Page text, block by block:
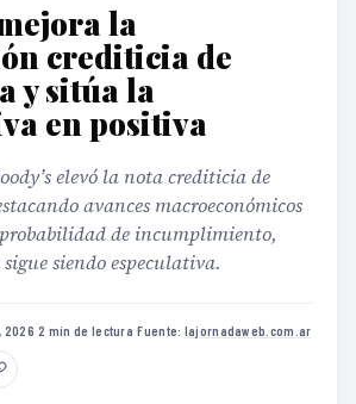
la
crediticia de
y sitúa la
en positiva
elevó la nota crediticia de
avances macroeconómicos
de incumplimiento,
siendo especulativa.
2026·2 min de lectura·Fuente: lajornadaweb.com.ar